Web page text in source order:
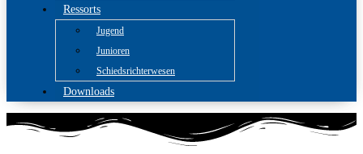
Ressorts
Jugend
Junioren
Schiedsrichterwesen
Downloads